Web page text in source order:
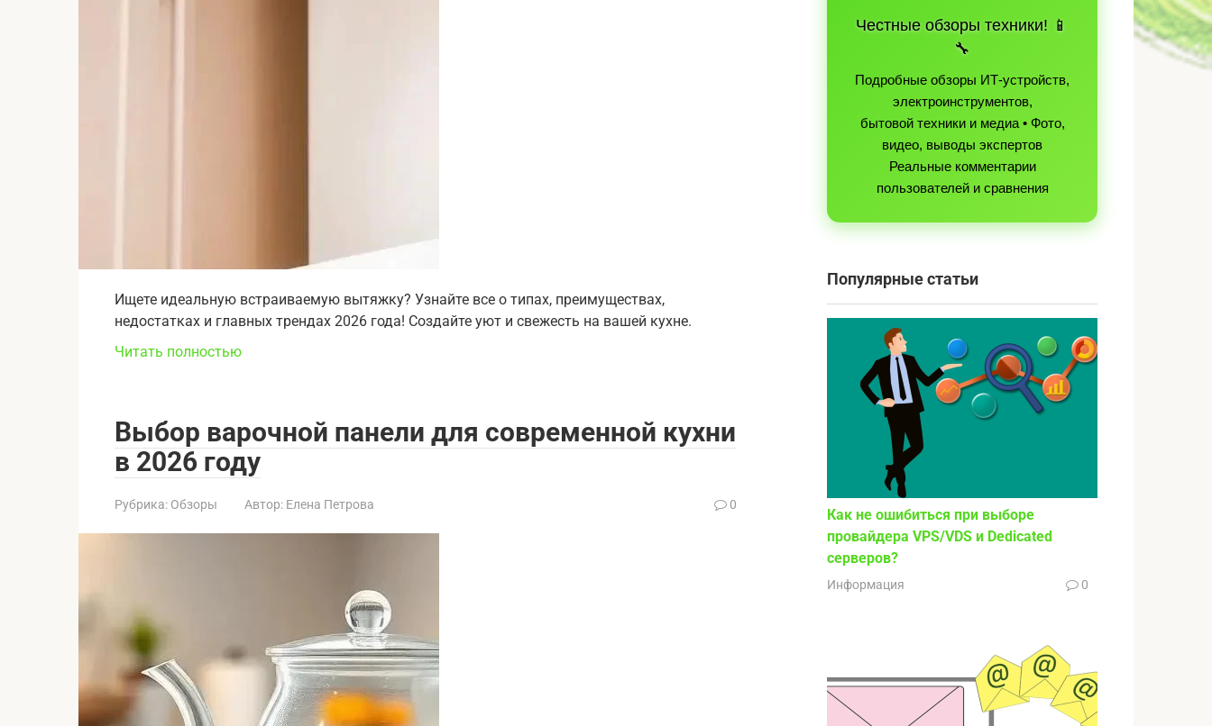
Ищете идеальную встраиваемую вытяжку? Узнайте все о типах, преимуществах,
недостатках и главных трендах 2026 года! Создайте уют и свежесть на вашей кухне.
Читать полностью
Выбор варочной панели для современной кухни
в 2026 году
Рубрика: Обзоры Автор: Елена Петрова 0
Честные обзоры техники! 📱
🔧
Подробные обзоры ИТ-устройств,
электроинструментов,
бытовой техники и медиа • Фото,
видео, выводы экспертов
Реальные комментарии
пользователей и сравнения
Популярные статьи
Как не ошибиться при выборе
провайдера VPS/VDS и Dedicated
серверов?
Информация 0